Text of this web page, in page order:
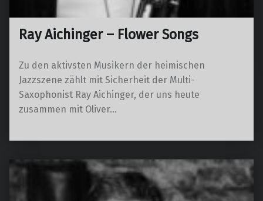
Ray Aichinger – Flower Songs
Zu den aktivsten Musikern der heimischen
Jazzszene zählt mit Sicherheit der Multi-
Saxophonist Ray Aichinger, der uns heute
zusammen mit Oliver…